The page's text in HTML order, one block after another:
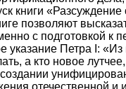
книги
позволяют
с подготовкой к
Петра I: «Из
а кто новое